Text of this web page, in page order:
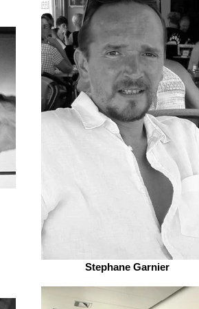
Stephane Garnier